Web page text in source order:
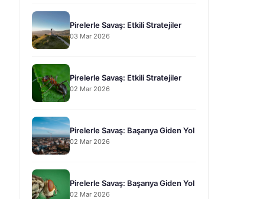
Pirelerle Savaş: Etkili Stratejiler
03 Mar 2026
Pirelerle Savaş: Etkili Stratejiler
02 Mar 2026
Pirelerle Savaş: Başarıya Giden Yol
02 Mar 2026
Pirelerle Savaş: Başarıya Giden Yol
02 Mar 2026